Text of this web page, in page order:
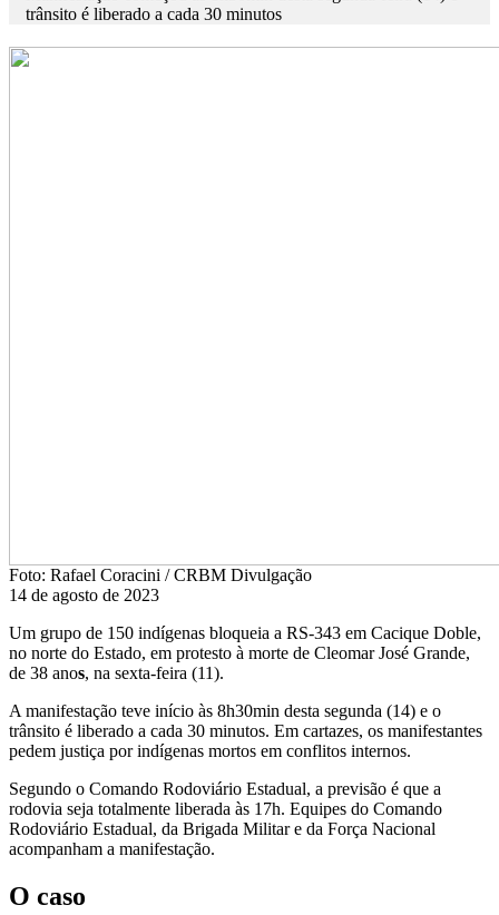
trânsito é liberado a cada 30 minutos
Foto: Rafael Coracini / CRBM Divulgação
14 de agosto de 2023
Um grupo de 150 indígenas bloqueia a RS-343 em Cacique Doble,
no norte do Estado, em protesto à morte de Cleomar José Grande,
de 38 anos, na sexta-feira (11).
A manifestação teve início às 8h30min desta segunda (14) e o
trânsito é liberado a cada 30 minutos. Em cartazes, os manifestantes
pedem justiça por indígenas mortos em conflitos internos.
Segundo o Comando Rodoviário Estadual, a previsão é que a
rodovia seja totalmente liberada às 17h. Equipes do Comando
Rodoviário Estadual, da Brigada Militar e da Força Nacional
acompanham a manifestação.
O caso